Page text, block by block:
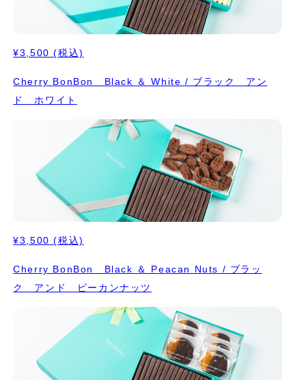
¥3,500 (税込)
Cherry BonBon Black ＆ White / ブラック アン
ド ホワイト
¥3,500 (税込)
Cherry BonBon Black ＆ Peacan Nuts / ブラッ
ク アンド ピーカンナッツ